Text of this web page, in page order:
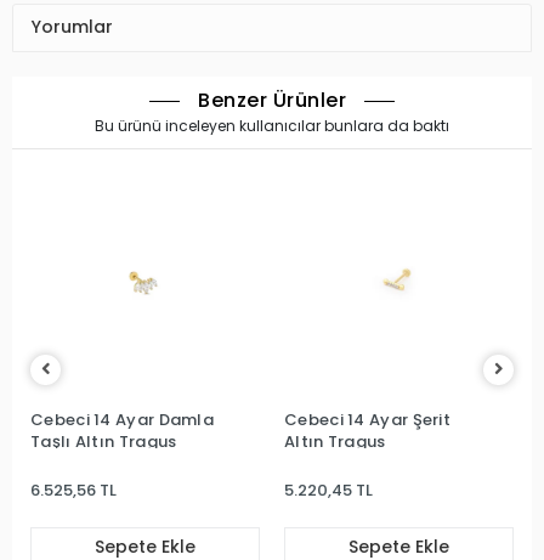
Yorumlar
Benzer Ürünler
Bu ürünü inceleyen kullanıcılar bunlara da baktı
Cebeci 14 Ayar Damla
Taşlı Altın Tragus
6.525,56 TL
Sepete Ekle
Cebeci 14 Ayar Şerit
Altın Tragus
5.220,45 TL
Sepete Ekle